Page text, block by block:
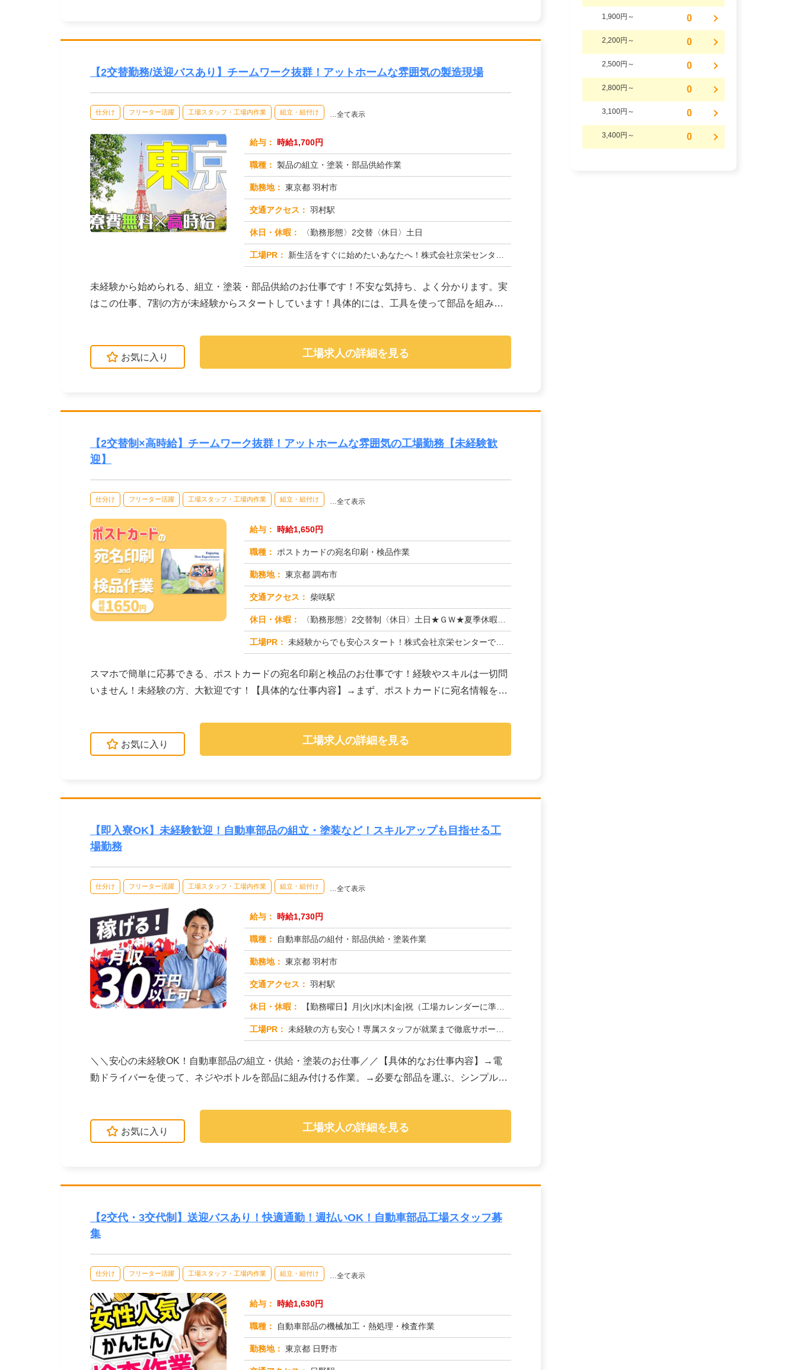
【2交替勤務/送迎バスあり】チームワーク抜群！アットホームな雰囲気の製造現場
仕分け フリーター活躍 工場スタッフ・工場内作業 組立・組付け …全て表示
給与： 時給1,700円
職種： 製品の組立・塗装・部品供給作業
勤務地： 東京都 羽村市
交通アクセス： 羽村駅
休日・休暇： 〈勤務形態〉2交替〈休日〉土日
工場PR： 新生活をすぐに始めたいあなたへ！株式会社京栄センターでは、未経験者も安心してスタートできる環境が整っています。→最...
未経験から始められる、組立・塗装・部品供給のお仕事です！不安な気持ち、よく分かります。実
はこの仕事、7割の方が未経験からスタートしています！具体的には、工具を使って部品を組み立
お気に入り 工場求人の詳細を見る
【2交替制×高時給】チームワーク抜群！アットホームな雰囲気の工場勤務【未経験歓
迎】
仕分け フリーター活躍 工場スタッフ・工場内作業 組立・組付け …全て表示
給与： 時給1,650円
職種： ポストカードの宛名印刷・検品作業
勤務地： 東京都 調布市
交通アクセス： 柴咲駅
休日・休暇： 〈勤務形態〉2交替制〈休日〉土日★ＧＷ★夏季休暇★冬季休暇★年末年始
工場PR： 未経験からでも安心スタート！株式会社京栄センターで新しい一歩を踏み出してみませんか？→ 応募から最短翌日勤務開始！...
スマホで簡単に応募できる、ポストカードの宛名印刷と検品のお仕事です！経験やスキルは一切問
いません！未経験の方、大歓迎です！【具体的な仕事内容】→まず、ポストカードに宛名情報を印
お気に入り 工場求人の詳細を見る
【即入寮OK】未経験歓迎！自動車部品の組立・塗装など！スキルアップも目指せる工
場勤務
仕分け フリーター活躍 工場スタッフ・工場内作業 組立・組付け …全て表示
給与： 時給1,730円
職種： 自動車部品の組付・部品供給・塗装作業
勤務地： 東京都 羽村市
交通アクセス： 羽村駅
休日・休暇： 【勤務曜日】月|火|水|木|金|祝（工場カレンダーに準ずる）【休日・休暇】土日休み（GW休暇・夏季休暇・年末年始休...
工場PR： 未経験の方も安心！専属スタッフが就業まで徹底サポート！初めての工場勤務や住込み勤務でも大丈夫！→ 担当スタッフが丁...
＼＼安心の未経験OK！自動車部品の組立・供給・塗装のお仕事／／【具体的なお仕事内容】→電
動ドライバーを使って、ネジやボトルを部品に組み付ける作業。→必要な部品を運ぶ、シンプルで
お気に入り 工場求人の詳細を見る
【2交代・3交代制】送迎バスあり！快適通勤！週払いOK！自動車部品工場スタッフ募
集
仕分け フリーター活躍 工場スタッフ・工場内作業 組立・組付け …全て表示
給与： 時給1,630円
職種： 自動車部品の機械加工・熱処理・検査作業
勤務地： 東京都 日野市
1,900円～ 0
2,200円～ 0
2,500円～ 0
2,800円～ 0
3,100円～ 0
3,400円～ 0